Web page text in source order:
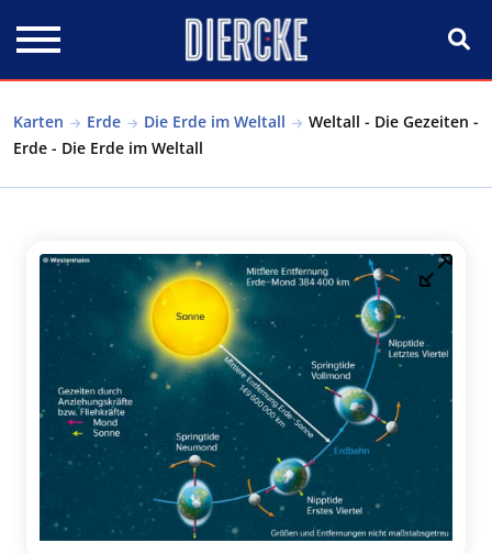
Karten Erde Die Erde im Weltall
Weltall - Die Gezeiten -
Erde - Die Erde im Weltall